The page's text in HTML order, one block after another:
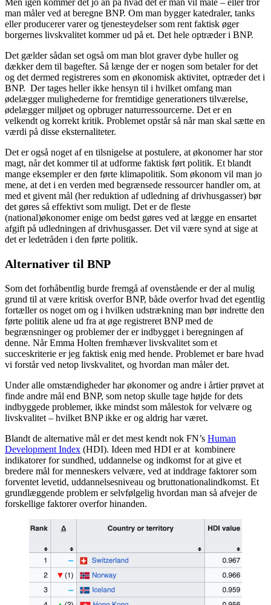
Men igen kommer det jo an på hvad det er man vil måle – eller tror
man måler ved at beregne BNP. Om man bygger katedraler, tanks
eller producerer varer og tjenesteydelser som rent faktisk øger
borgernes livskvalitet kommer ud på et. Det hele optræder i BNP.
Det gælder sådan set også om man blot graver dybe huller og
dækker dem til bagefter. Så længe der er nogen som betaler for det
og det dermed registreres som en økonomisk aktivitet, optræder det i
BNP. Der tages heller ikke hensyn til i hvilket omfang man
ødelægger mulighederne for fremtidige generationers tilværelse,
ødelægger miljøet og opbruger naturressourcerne. Det er en
velkendt og korrekt kritik. Problemet opstår så når man skal sætte en
værdi på disse eksternaliteter.
Det er også noget af en tilsnigelse at postulere, at økonomer har stor
magt, når det kommer til at udforme faktisk ført politik. Et blandt
mange eksempler er den førte klimapolitik. Som økonom vil man jo
mene, at det i en verden med begrænsede ressourcer handler om, at
med et givent mål (her reduktion af udledning af drivhusgasser) bør
det gøres så effektivt som muligt. Det er de fleste
(national)økonomer enige om bedst gøres ved at lægge en ensartet
afgift på udledningen af drivhusgasser. Det vil være synd at sige at
det er ledetråden i den førte politik.
Alternativer til BNP
Som det forhåbentlig burde fremgå af ovenstående er der al mulig
grund til at være kritisk overfor BNP, både overfor hvad det egentlig
fortæller os noget om og i hvilken udstrækning man bør indrette den
førte politik alene ud fra at øge registreret BNP med de
begrænsninger og problemer der er indbygget i beregningen af
denne. Når Emma Holten fremhæver livskvalitet som et
succeskriterie er jeg faktisk enig med hende. Problemet er bare hvad
vi forstår ved netop livskvalitet, og hvordan man måler det.
Under alle omstændigheder har økonomer og andre i årtier prøvet at
finde andre mål end BNP, som netop skulle tage højde for dets
indbyggede problemer, ikke mindst som målestok for velvære og
livskvalitet – hvilket BNP ikke er og aldrig har været.
Blandt de alternative mål er det mest kendt nok FN’s Human
Development Index (HDI). Ideen med HDI er at kombinere
indikatorer for sundhed, uddannelse og indkomst for at give et
bredere mål for menneskers velvære, ved at inddrage faktorer som
forventet levetid, uddannelsesniveau og bruttonationalindkomst. Et
grundlæggende problem er selvfølgelig hvordan man så afvejer de
forskellige faktorer overfor hinanden.